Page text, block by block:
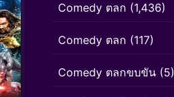
Comedy ตลก (1,436)
Comedy ตลก (117)
Comedy ตลกขบขัน (5)